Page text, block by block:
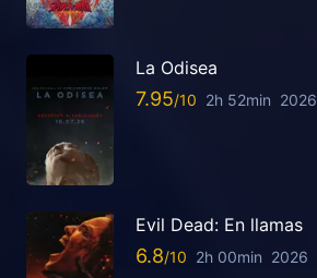
La Odisea
7.95 2h 52min 2026
Evil Dead: En llamas
6.8 2h 00min 2026